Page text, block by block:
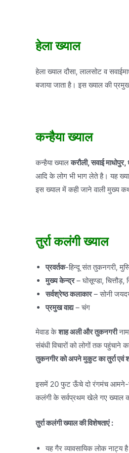
हेला ख्याल
हेला ख्याल दौसा, लालसोट व
बजाया जाता है। इस ख्याल की
कन्हैया ख्याल
कन्हैया ख्यालकरौली, सवाई
आदि के लोग भी भाग लेते है। यह
इस ख्याल में कही जाने वाली मुख्य
तुर्रा कलंगी ख्याल
प्रवर्तक-हिन्दू संत तुकनगरी,
मुख्य केन्द्र– घोसूण्डा, चित्तौड़,
सर्वश्रेष्ठ कलाकार– सोनी
प्रमुख वाद्य– चंग
मेवाड केशाह अली और तुकनगरी
संबंधी विचारों को लोगों तक पहुंचाने
तुकनगीर को अपने मुकुट का तुर्रा एवं
इसमें 20 फुट ऊँचे दो रंगमंच आमने-
कलंगी के सर्वप्रथम खेले गए ख्याल का
तुर्रा कलंगी ख्याल की विशेषताएं :
यह गैर व्यावसायिक लोक नाट्य